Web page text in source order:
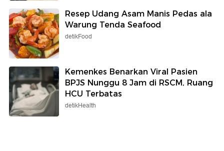
Resep Udang Asam Manis Pedas ala
Warung Tenda Seafood
detikFood
Kemenkes Benarkan Viral Pasien
BPJS Nunggu 8 Jam di RSCM, Ruang
HCU Terbatas
detikHealth